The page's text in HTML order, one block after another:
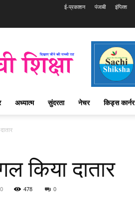
ई-प्रकाशन पंजाबी इंग्लिश
Shiksha
शिक्षा
पत्रिका
अध्यात्म सुंदरता नेचर किड्स कार्नर
किया दातार
478 0